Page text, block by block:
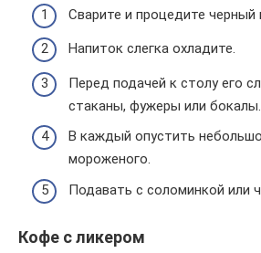
Сварите и процедите черный
Напиток слегка охладите.
Перед подачей к столу его
стаканы, фужеры или бокалы.
В каждый опустить
мороженого.
Подавать с соломинкой или
Кофе с ликером